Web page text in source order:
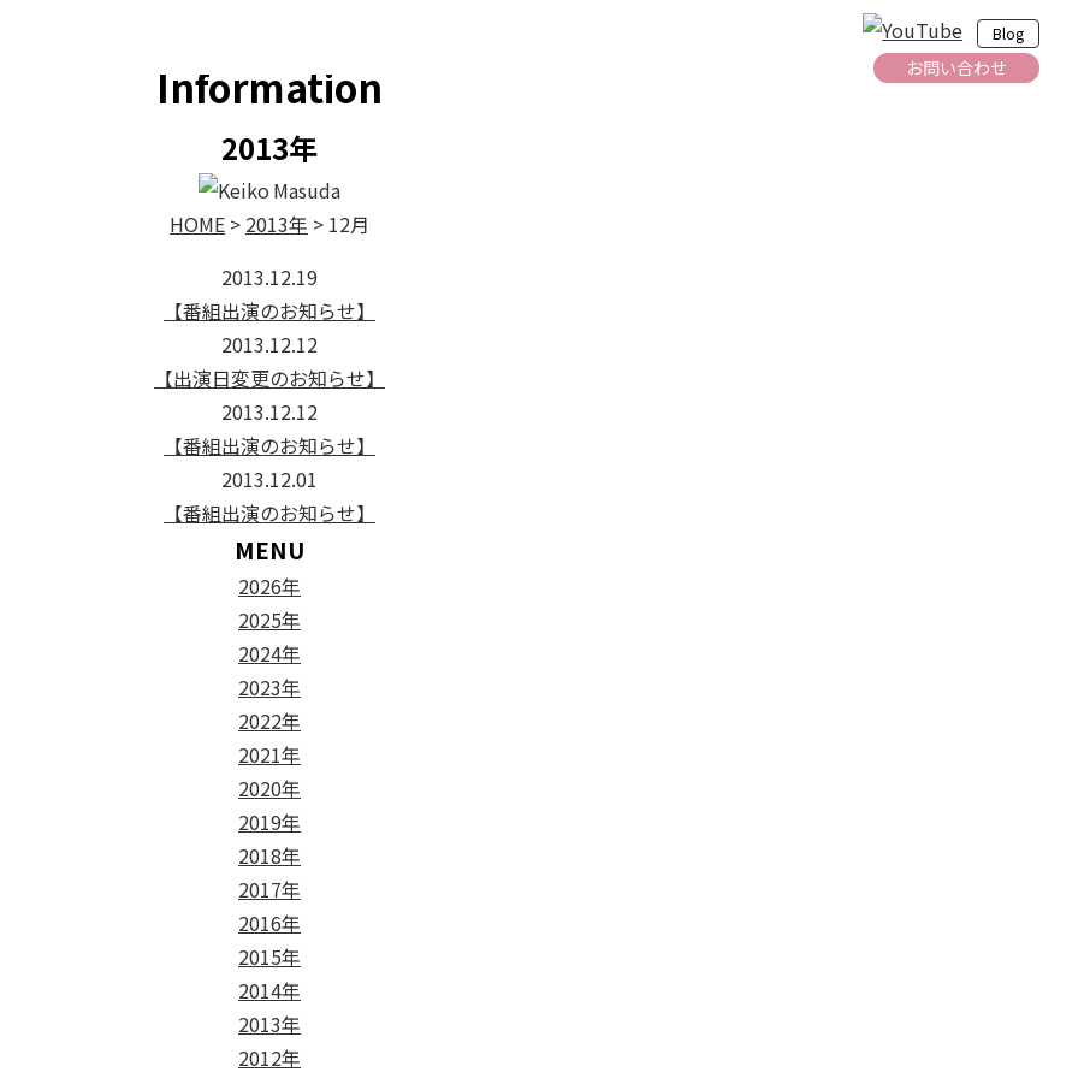
Blog
お問い合わせ
Information
2013年
HOME > 2013年 > 12月
2013.12.19
【番組出演のお知らせ】
2013.12.12
【出演日変更のお知らせ】
2013.12.12
【番組出演のお知らせ】
2013.12.01
【番組出演のお知らせ】
MENU
2026年
2025年
2024年
2023年
2022年
2021年
2020年
2019年
2018年
2017年
2016年
2015年
2014年
2013年
2012年